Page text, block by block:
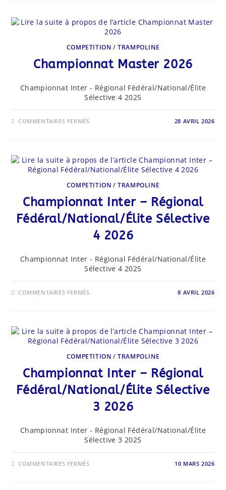
ARQUES
COMPETITION /TRAMPOLINE
Championnat Master 2026
Championnat Inter - Régional Fédéral/National/Élite
Sélective 4 2025
COMMENTAIRES FERMÉSSUR 28 AVRIL 2026
COMPETITION /TRAMPOLINE
Championnat Inter – Régional
Fédéral/National/Élite Sélective
4 2026
Championnat Inter - Régional Fédéral/National/Élite
Sélective 4 2025
COMMENTAIRES FERMÉSSUR
ÉLITE
SÉLECTIVE
4
8 AVRIL 2026
COMPETITION /TRAMPOLINE
Championnat Inter – Régional
Fédéral/National/Élite Sélective
3 2026
Championnat Inter - Régional Fédéral/National/Élite
Sélective 3 2025
COMMENTAIRES FERMÉSSUR 10 MARS 2026